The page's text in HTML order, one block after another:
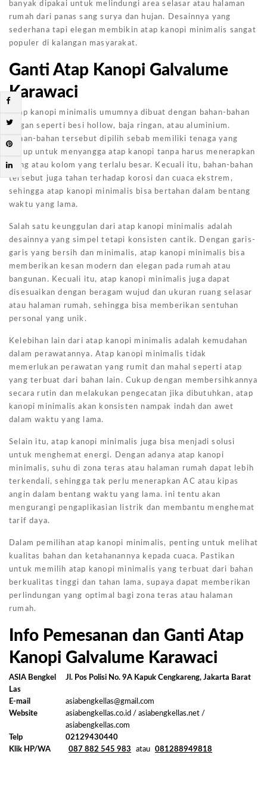
banyak dipakai untuk melindungi area selasar atau halaman
rumah dari panas sang surya dan hujan. Desainnya yang
sederhana tapi elegan membikin atap kanopi minimalis sangat
populer di kalangan masyarakat.
Ganti Atap Kanopi Galvalume
Karawaci
Atap kanopi minimalis umumnya dibuat dengan bahan-bahan
ringan seperti besi hollow, baja ringan, atau aluminium.
Bahan-bahan tersebut dipilih sebab memiliki tenaga yang
cukup untuk menyangga atap kanopi tanpa harus menerapkan
tiang atau kolom yang terlalu besar. Kecuali itu, bahan-bahan
tersebut juga tahan terhadap korosi dan cuaca ekstrem,
sehingga atap kanopi minimalis bisa bertahan dalam bentang
waktu yang lama.
Salah satu keunggulan dari atap kanopi minimalis adalah
desainnya yang simpel tetapi konsisten cantik. Dengan garis-
garis yang bersih dan minimalis, atap kanopi minimalis bisa
memberikan kesan modern dan elegan pada rumah atau
bangunan. Kecuali itu, atap kanopi minimalis juga dapat
disesuaikan dengan beragam wujud dan ukuran ruang selasar
atau halaman rumah, sehingga bisa memberikan sentuhan
personal yang unik.
Kelebihan lain dari atap kanopi minimalis adalah kemudahan
dalam perawatannya. Atap kanopi minimalis tidak
memerlukan perawatan yang rumit dan mahal seperti atap
yang terbuat dari bahan lain. Cukup dengan membersihkannya
secara rutin dan melakukan pengecatan jika dibutuhkan, atap
kanopi minimalis akan konsisten nampak indah dan awet
dalam waktu yang lama.
Selain itu, atap kanopi minimalis juga bisa menjadi solusi
untuk menghemat energi. Dengan adanya atap kanopi
minimalis, suhu di zona teras atau halaman rumah dapat lebih
terkendali, sehingga tak perlu menerapkan AC atau kipas
angin dalam bentang waktu yang lama. ini tentu akan
mengurangi pengaplikasian listrik dan membantu menghemat
tarif daya.
Dalam pemilihan atap kanopi minimalis, penting untuk melihat
kualitas bahan dan ketahanannya kepada cuaca. Pastikan
untuk memilih atap kanopi minimalis yang terbuat dari bahan
berkualitas tinggi dan tahan lama, supaya dapat memberikan
perlindungan yang optimal bagi zona teras atau halaman
rumah.
Info Pemesanan dan Ganti Atap
Kanopi Galvalume Karawaci
ASIA Bengkel
Las
Jl. Pos Polisi No. 9A Kapuk Cengkareng, Jakarta Barat
E-mail
asiabengkellas@gmail.com
Website
asiabengkellas.co.id / asiabengkellas.net /
asiabengkellas.com
Telp
02129430440
Klik HP/WA
087 882 545 983 atau 081288949818